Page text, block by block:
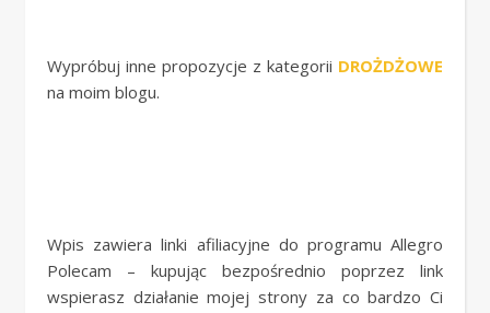
Wypróbuj inne propozycje z kategorii DROŻDŻOWE
na moim blogu.
Wpis zawiera linki afiliacyjne do programu Allegro
Polecam – kupując bezpośrednio poprzez link
wspierasz działanie mojej strony za co bardzo Ci